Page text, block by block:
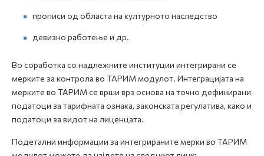
прописи од областа на културното наследство
девизно работење и др.
Во соработка со надлежните институции интегрирани се
мерките за контрола во ТАРИМ модулот. Интеграцијата на
мерките во ТАРИМ се врши врз основа на точно дефинирани
податоци за тарифната ознака, законската регулатива, како и
податоци за видот на лиценцата.
Подетални информации за интегрираните мерки во ТАРИМ